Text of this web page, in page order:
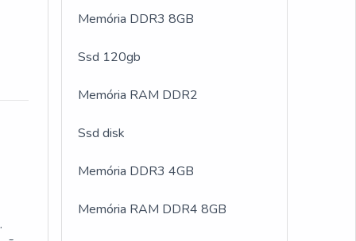
Memória DDR3 8GB
Ssd 120gb
Memória RAM DDR2
Ssd disk
Memória DDR3 4GB
Memória RAM DDR4 8GB